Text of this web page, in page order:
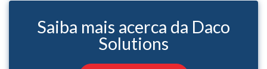
Saiba mais acerca da Daco
Solutions